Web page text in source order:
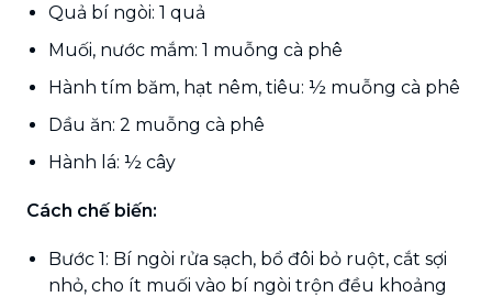
Quả bí ngòi: 1 quả
Muối, nước mắm: 1 muỗng cà phê
Hành tím băm, hạt nêm, tiêu: ½ muỗng cà phê
Dầu ăn: 2 muỗng cà phê
Hành lá: ½ cây
Cách chế biến:
Bước 1: Bí ngòi rửa sạch, bổ đôi bỏ ruột, cắt sợi
nhỏ, cho ít muối vào bí ngòi trộn đều khoảng